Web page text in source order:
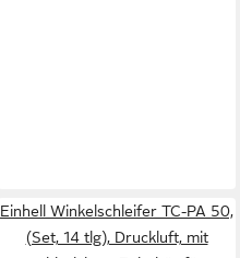
Einhell Winkelschleifer TC-PA 50,
(Set, 14 tlg), Druckluft, mit